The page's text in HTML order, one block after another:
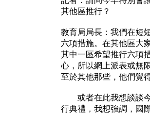
其他區推行？
教育局局長：我們在短
六項措施。在其他區大
其中一區希望推行六項
心，所以網上派表或無
至於其他那些，他們覺
或者在此我想談談今
行典禮，我想強調，國